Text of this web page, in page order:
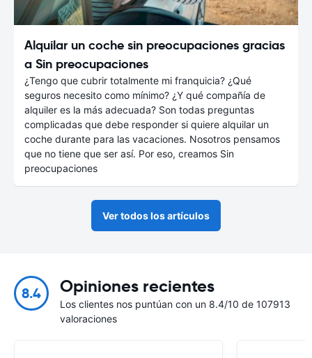
Alquilar un coche sin preocupaciones gracias
a Sin preocupaciones
¿Tengo que cubrir totalmente mi franquicia? ¿Qué
seguros necesito como mínimo? ¿Y qué compañía de
alquiler es la más adecuada? Son todas preguntas
complicadas que debe responder si quiere alquilar un
coche durante para las vacaciones. Nosotros pensamos
que no tiene que ser así. Por eso, creamos Sin
preocupaciones
Ver todos los artículos
8.4 Opiniones recientes
Los clientes nos puntúan con un 8.4/10 de 107913
valoraciones